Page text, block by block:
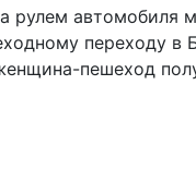
рулем автомобиля
переходу
пешеход